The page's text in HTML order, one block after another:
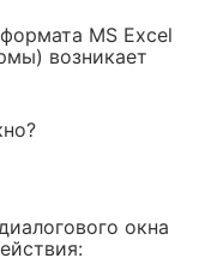
MS Excel
возникает
окна